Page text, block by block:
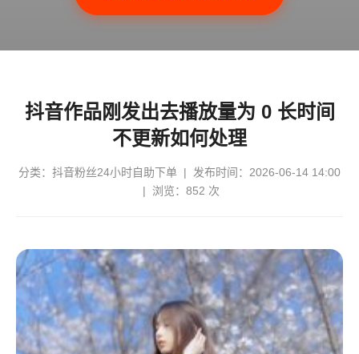
抖音作品刚发出去播放量为 0 长时间
不更新如何处理
分类： 抖音粉丝24小时自助下单 | 发布时间：2026-06-14 14:00
| 浏览：852 次